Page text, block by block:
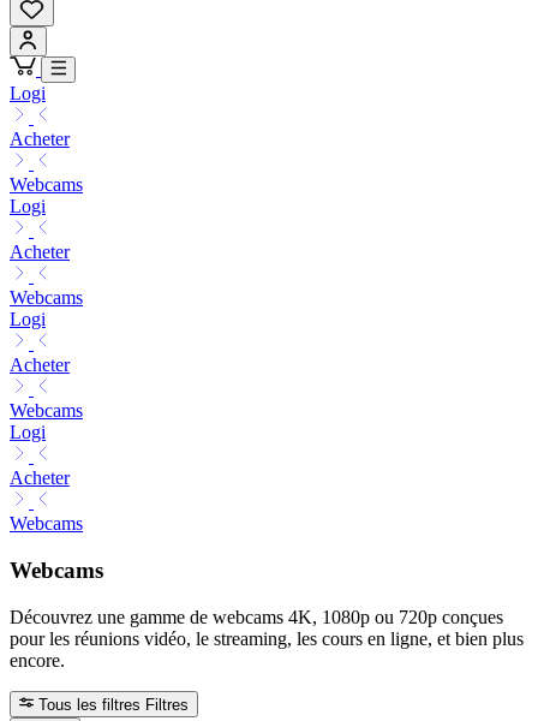
Logi
Acheter
Webcams
Logi
Acheter
Webcams
Logi
Acheter
Webcams
Logi
Acheter
Webcams
Webcams
Découvrez une gamme de webcams 4K, 1080p ou 720p conçues
pour les réunions vidéo, le streaming, les cours en ligne, et bien plus
encore.
Tous les filtres Filtres